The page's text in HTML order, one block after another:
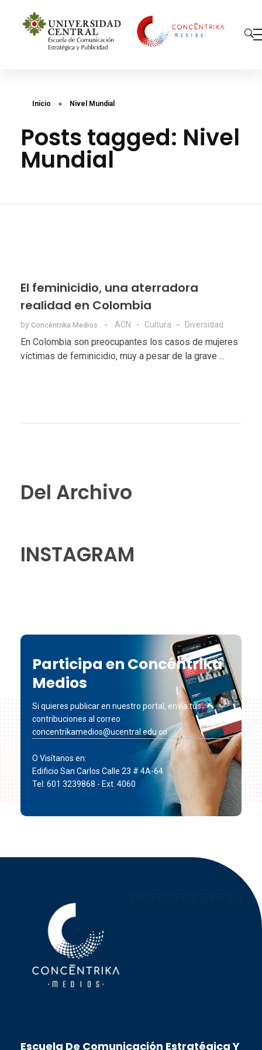
Inicio » Nivel Mundial
Posts tagged: Nivel
Mundial
El feminicidio, una aterradora
realidad en Colombia
by Concéntrika Medios ACN Cultura Diversidad
En Colombia son preocupantes los casos de mujeres
víctimas de feminicidio, muy a pesar de la grave ...
Del Archivo
INSTAGRAM
Participa en Concéntrika
Medios
Si quieres publicar en nuestro portal, envía tus
contribuciones al correo
concentrikamedios@ucentral.edu.co
O Visítanos en:
Edificio San Carlos Calle 23 # 4A-64
Tel: 601 3239868 - Ext. 4060
Escuela De Comunicación Estratégica Y